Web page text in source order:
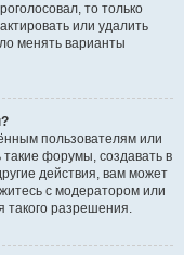
то только
или удалить
менять варианты
пользователям или
форумы, создавать в
действия, вам может
с модератором или
такого разрешения.